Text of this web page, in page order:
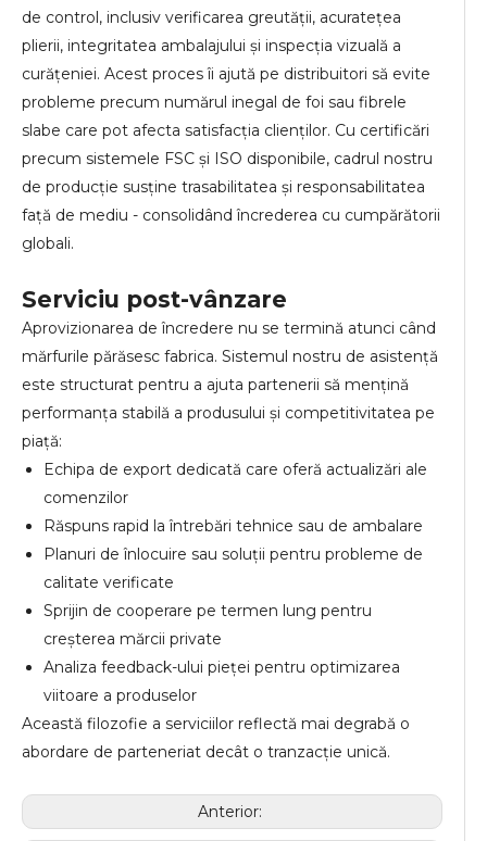
de control, inclusiv verificarea greutății, acuratețea
plierii, integritatea ambalajului și inspecția vizuală a
curățeniei. Acest proces îi ajută pe distribuitori să evite
probleme precum numărul inegal de foi sau fibrele
slabe care pot afecta satisfacția clienților. Cu certificări
precum sistemele FSC și ISO disponibile, cadrul nostru
de producție susține trasabilitatea și responsabilitatea
față de mediu - consolidând încrederea cu cumpărătorii
globali.
Serviciu post-vânzare
Aprovizionarea de încredere nu se termină atunci când
mărfurile părăsesc fabrica. Sistemul nostru de asistență
este structurat pentru a ajuta partenerii să mențină
performanța stabilă a produsului și competitivitatea pe
piață:
Echipa de export dedicată care oferă actualizări ale
comenzilor
Răspuns rapid la întrebări tehnice sau de ambalare
Planuri de înlocuire sau soluții pentru probleme de
calitate verificate
Sprijin de cooperare pe termen lung pentru
creșterea mărcii private
Analiza feedback-ului pieței pentru optimizarea
viitoare a produselor
Această filozofie a serviciilor reflectă mai degrabă o
abordare de parteneriat decât o tranzacție unică.
Anterior: